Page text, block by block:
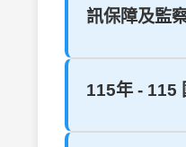
訊保障及監
115年 - 115